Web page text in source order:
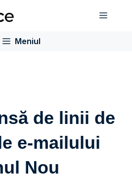
Meniul
de linii de
e-mailului
Nou